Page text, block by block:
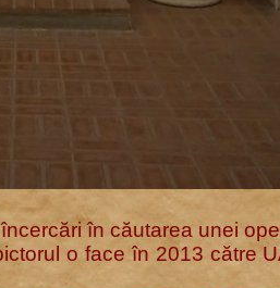
în căutarea unei
o face în 2013 către